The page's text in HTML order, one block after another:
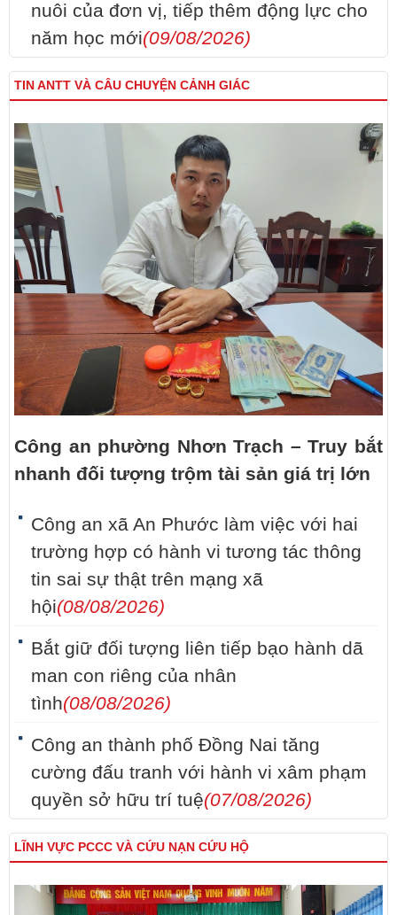
nuôi của đơn vị, tiếp thêm động lực cho
năm học mới(09/08/2026)
TIN ANTT VÀ CÂU CHUYỆN CẢNH GIÁC
Công an phường Nhơn Trạch – Truy bắt
nhanh đối tượng trộm tài sản giá trị lớn
Công an xã An Phước làm việc với hai
trường hợp có hành vi tương tác thông
tin sai sự thật trên mạng xã
hội(08/08/2026)
Bắt giữ đối tượng liên tiếp bạo hành dã
man con riêng của nhân
tình(08/08/2026)
Công an thành phố Đồng Nai tăng
cường đấu tranh với hành vi xâm phạm
quyền sở hữu trí tuệ(07/08/2026)
LĨNH VỰC PCCC VÀ CỨU NẠN CỨU HỘ